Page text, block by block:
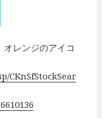
レンジのアイコ
CKnSfStockSear